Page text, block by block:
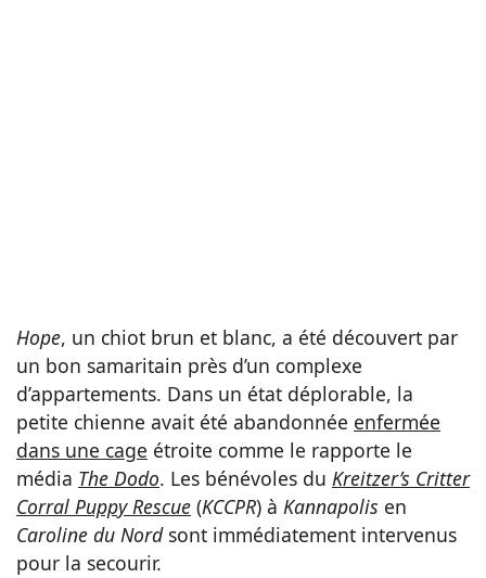
Hope, un chiot brun et blanc, a été découvert par
un bon samaritain près d’un complexe
d’appartements. Dans un état déplorable, la
petite chienne avait été abandonnée enfermée
dans une cage étroite comme le rapporte le
média The Dodo. Les bénévoles du Kreitzer’s Critter
Corral Puppy Rescue (KCCPR) à Kannapolis en
Caroline du Nordsont immédiatement intervenus
pour la secourir.